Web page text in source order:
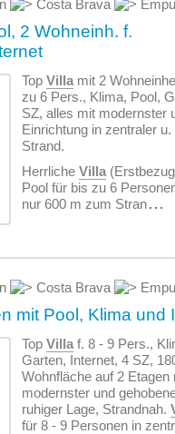
Costa Brava
2 Wohneinh. f.
Top Villa mit 2
zu 6 Pers., Klima, Pool,
SZ, alles mit modernster
Einrichtung in zentraler
Strand.
Herrliche Villa
Pool für bis zu 6
nur 600 m zum Stran...
Costa Brava
mit Pool, Klima und
Top Villa f. 8 - 9 Pers.,
Garten, Internet, 4 SZ,
Wohnfläche auf 2 Etagen
modernster und
ruhiger Lage, Strandnah.
für 8 - 9 Personen in